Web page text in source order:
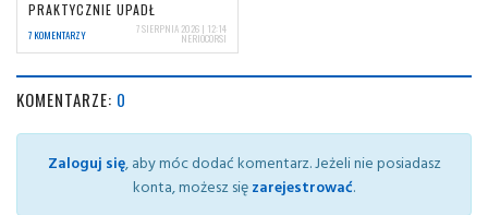
PRAKTYCZNIE UPADŁ
7 KOMENTARZY 7 SIERPNIA 2026 | 12:14
NERIOCORSI
KOMENTARZE: 0
Zaloguj się, aby móc dodać komentarz. Jeżeli nie posiadasz
konta, możesz sięzarejestrować.